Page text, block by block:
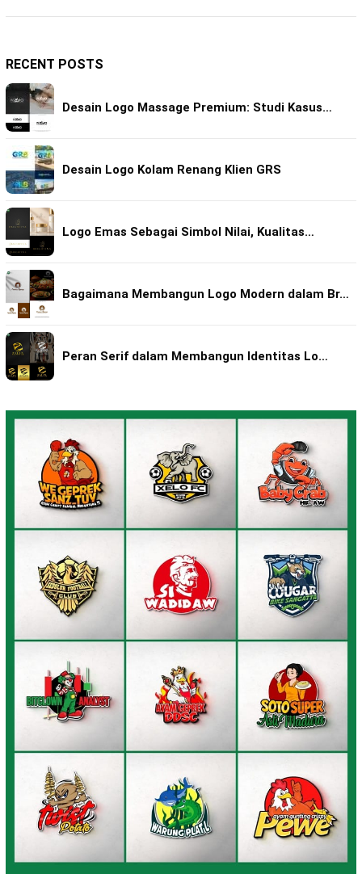
RECENT POSTS
Desain Logo Massage Premium: Studi Kasus…
Desain Logo Kolam Renang Klien GRS
Logo Emas Sebagai Simbol Nilai, Kualitas…
Bagaimana Membangun Logo Modern dalam Br…
Peran Serif dalam Membangun Identitas Lo…